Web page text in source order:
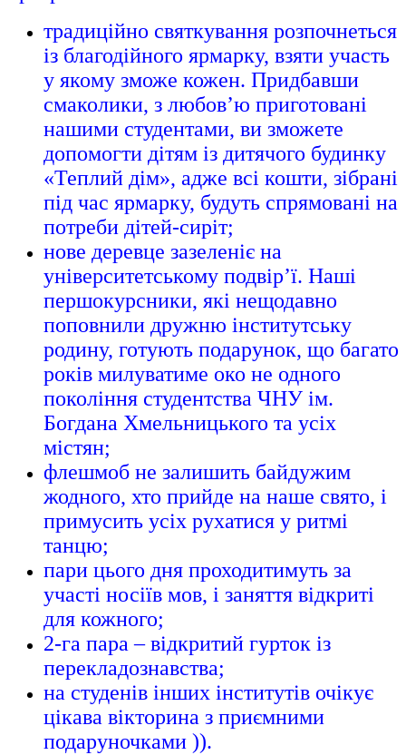
традиційно святкування розпочнеться
із благодійного ярмарку, взяти участь
у якому зможе кожен. Придбавши
смаколики, з любов’ю приготовані
нашими студентами, ви зможете
допомогти дітям із дитячого будинку
«Теплий дім», адже всі кошти, зібрані
під час ярмарку, будуть спрямовані на
потреби дітей-сиріт;
нове деревце зазеленіє на
університетському подвір’ї. Наші
першокурсники, які нещодавно
поповнили дружню інститутську
родину, готують подарунок, що багато
років милуватиме око не одного
покоління студентства ЧНУ ім.
Богдана Хмельницького та усіх
містян;
флешмоб не залишить байдужим
жодного, хто прийде на наше свято, і
примусить усіх рухатися у ритмі
танцю;
пари цього дня проходитимуть за
участі носіїв мов, і заняття відкриті
для кожного;
2-га пара – відкритий гурток із
перекладознавства;
на студенів інших інститутів очікує
цікава вікторина з приємними
подаруночками )).